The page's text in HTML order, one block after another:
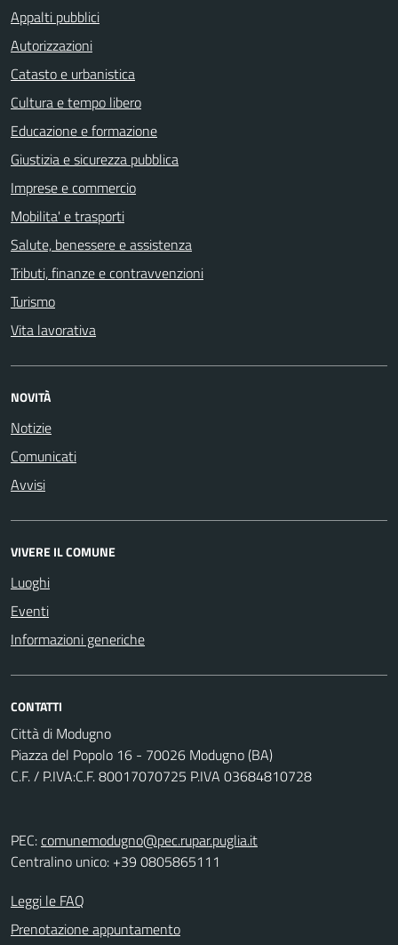
Appalti pubblici
Autorizzazioni
Catasto e urbanistica
Cultura e tempo libero
Educazione e formazione
Giustizia e sicurezza pubblica
Imprese e commercio
Mobilita' e trasporti
Salute, benessere e assistenza
Tributi, finanze e contravvenzioni
Turismo
Vita lavorativa
NOVITÀ
Notizie
Comunicati
Avvisi
VIVERE IL COMUNE
Luoghi
Eventi
Informazioni generiche
CONTATTI
Città di Modugno
Piazza del Popolo 16 - 70026 Modugno (BA)
C.F. / P.IVA:C.F. 80017070725 P.IVA 03684810728
PEC:comunemodugno@pec.rupar.puglia.it
Centralino unico: +39 0805865111
Leggi le FAQ
Prenotazione appuntamento